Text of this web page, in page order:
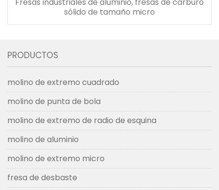
sólido de tamaño micro
PRODUCTOS
molino de extremo cuadrado
molino de punta de bola
molino de extremo de radio de esquina
molino de aluminio
molino de extremo micro
fresa de desbaste